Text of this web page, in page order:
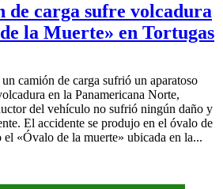
de carga sufre volcadura
la Muerte» en Tortugas
camión de carga sufrió un aparatoso
en la Panamericana Norte,
del vehículo no sufrió ningún daño y
El accidente se produjo en el óvalo de
«Óvalo de la muerte» ubicada en la...